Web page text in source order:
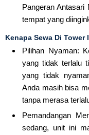
Pangeran Antasari
tempat yang
Kenapa Sewa Di
Pilihan Nyaman:
yang tidak terlalu
yang tidak
Anda masih bisa
tanpa merasa
Pemandangan
sedang, unit ini